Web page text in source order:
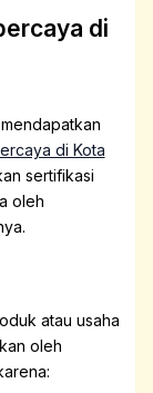
di
di Kota
sertifikasi
oleh
atau usaha
oleh